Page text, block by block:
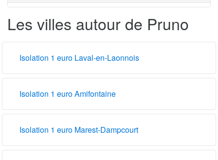
Les villes autour de Pruno
Isolation 1 euro Laval-en-Laonnois
Isolation 1 euro Amifontaine
Isolation 1 euro Marest-Dampcourt